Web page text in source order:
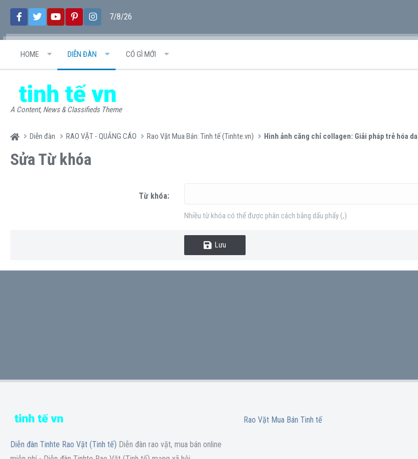
7/8/26
HOME DIỄN ĐÀN CÓ GÌ MỚI
A Content, News & Classifieds Theme
Diễn đàn RAO VẶT - QUẢNG CÁO Rao Vặt Mua Bán: Tinh tế (Tinhte.vn) Hình ảnh căng chỉ collagen: Giải pháp trẻ hóa da
Sửa Từ khóa
Từ khóa
Nhiều từ khóa có thể được phân cách bằng dấu phẩy (,)
Lưu
Diễn đàn Tinhte Rao Vặt (Tinh tế) Diễn đàn rao vặt, mua bán online
Rao Vặt Mua Bán Tinh tế